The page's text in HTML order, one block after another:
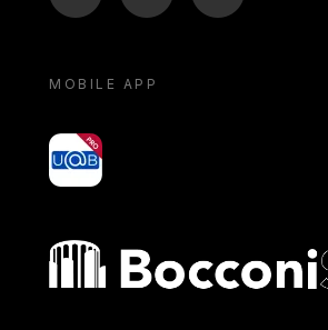
MOBILE APP
yoU@B
Bocconi shop